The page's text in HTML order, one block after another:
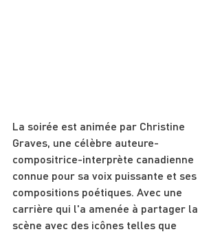
La soirée est animée par Christine
Graves, une célèbre auteure-
compositrice-interprète canadienne
connue pour sa voix puissante et ses
compositions poétiques. Avec une
carrière qui l'a amenée à partager la
scène avec des icônes telles que